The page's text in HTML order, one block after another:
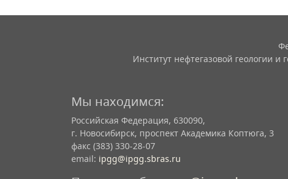
Институт нефтегазовой геологии
Мы находимся:
Российская Федерация, 630090,
г. Новосибирск, проспект Академика Коптюга, 3
факс (383) 330-28-07
email: ipgg@ipgg.sbras.ru